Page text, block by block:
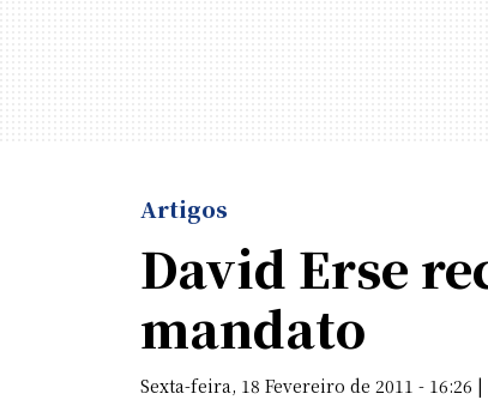
Artigos
David Erse
mandato
Sexta-feira, 18 Fevereiro de 2011 - 16:26 |